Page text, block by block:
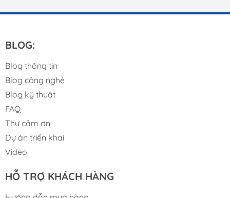
BLOG:
Blog thông tin
Blog công nghệ
Blog kỹ thuật
FAQ
Thư cảm ơn
Dự án triển khai
Video
HỖ TRỢ KHÁCH HÀNG